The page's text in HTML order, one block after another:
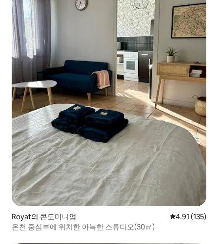
Royat의 콘도미니엄 평점 4.91점(5
4.91 (135)
온천 중심부에 위치한 아늑한 스튜디오(30㎡)